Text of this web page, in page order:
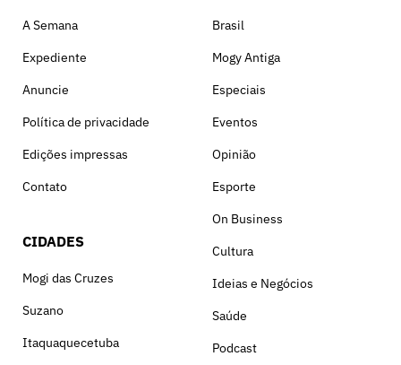
A Semana
Expediente
Anuncie
Política de privacidade
Edições impressas
Contato
CIDADES
Mogi das Cruzes
Suzano
Itaquaquecetuba
Brasil
Mogy Antiga
Especiais
Eventos
Opinião
Esporte
On Business
Cultura
Ideias e Negócios
Saúde
Podcast